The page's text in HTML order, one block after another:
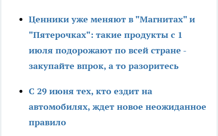
Ценники уже меняют в "Магнитах" и
"Пятерочках": такие продукты с 1
июля подорожают по всей стране -
закупайте впрок, а то разоритесь
С 29 июня тех, кто ездит на
автомобилях, ждет новое неожиданное
правило